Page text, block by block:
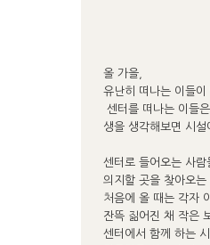
올 가을,
유난히 떠나는 이들이
센터를 떠나는 이들
생을 생각해보면 시
센터로 들어오는 사
의지할 곳을 찾아오는
처음에 올 때는 각자
잔뜩 짊어진 채 작은
센터에서 함께 하는